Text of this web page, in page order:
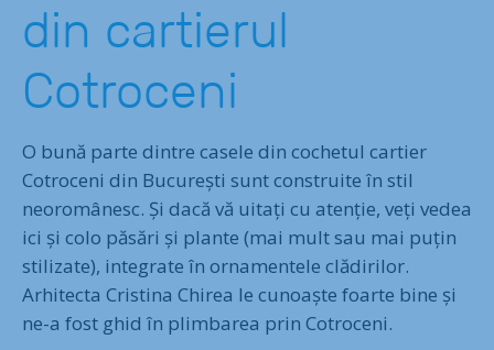
din cartierul
Cotroceni
O bună parte dintre casele din cochetul cartier
Cotroceni din București sunt construite în stil
neoromânesc. Și dacă vă uitați cu atenție, veți vedea
ici și colo păsări și plante (mai mult sau mai puțin
stilizate), integrate în ornamentele clădirilor.
Arhitecta Cristina Chirea le cunoaște foarte bine și
ne-a fost ghid în plimbarea prin Cotroceni.